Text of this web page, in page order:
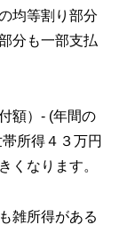
均等割り部分
分も一部支払
額）- (年間の
所得４３万円
くなります。
雑所得がある